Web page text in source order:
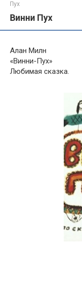
Пух
Винни Пух
Алан Милн
«Винни-Пух»
Любимая сказка.